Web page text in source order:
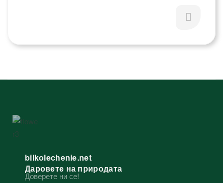
bilkolechenie.net
Даровете на природата
Доверете ни се!